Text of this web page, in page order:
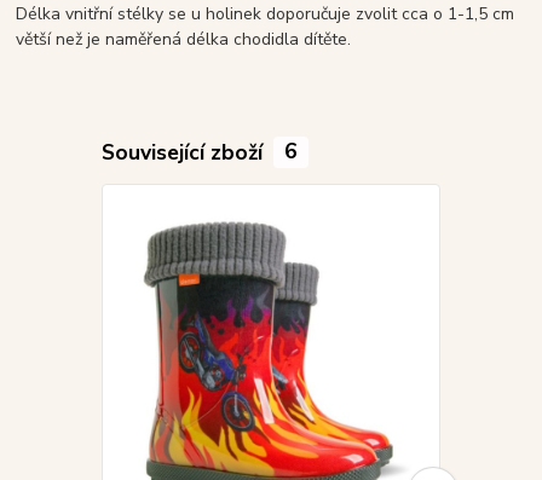
Délka vnitřní stélky se u holinek doporučuje zvolit cca o 1-1,5 cm
větší než je naměřená délka chodidla dítěte.
Související zboží 6